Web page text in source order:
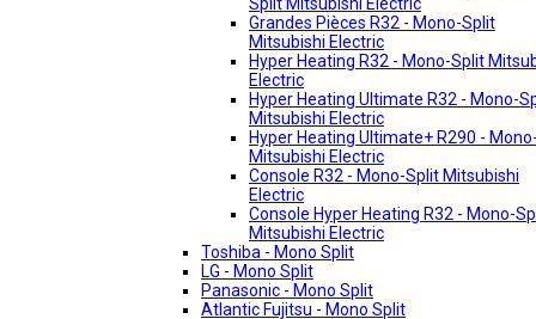
Grandes Pièces R32 - Mono-Split
Mitsubishi Electric
Hyper Heating R32 - Mono-Split
Electric
Hyper Heating Ultimate R32 - Mono-
Mitsubishi Electric
Hyper Heating Ultimate+ R290 -
Mitsubishi Electric
Console R32 - Mono-Split Mitsubishi
Electric
Console Hyper Heating R32 - Mono-
Mitsubishi Electric
Toshiba - Mono Split
LG - Mono Split
Panasonic - Mono Split
Atlantic Fujitsu - Mono Split